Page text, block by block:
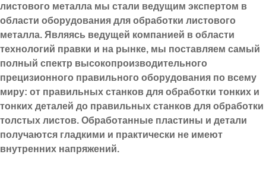
листового металла мы стали ведущим экспертом в
области оборудования для обработки листового
металла. Являясь ведущей компанией в области
технологий правки и на рынке, мы поставляем самый
полный спектр высокопроизводительного
прецизионного правильного оборудования по всему
миру: от правильных станков для обработки тонких и
тонких деталей до правильных станков для обработки
толстых листов. Обработанные пластины и детали
получаются гладкими и практически не имеют
внутренних напряжений.